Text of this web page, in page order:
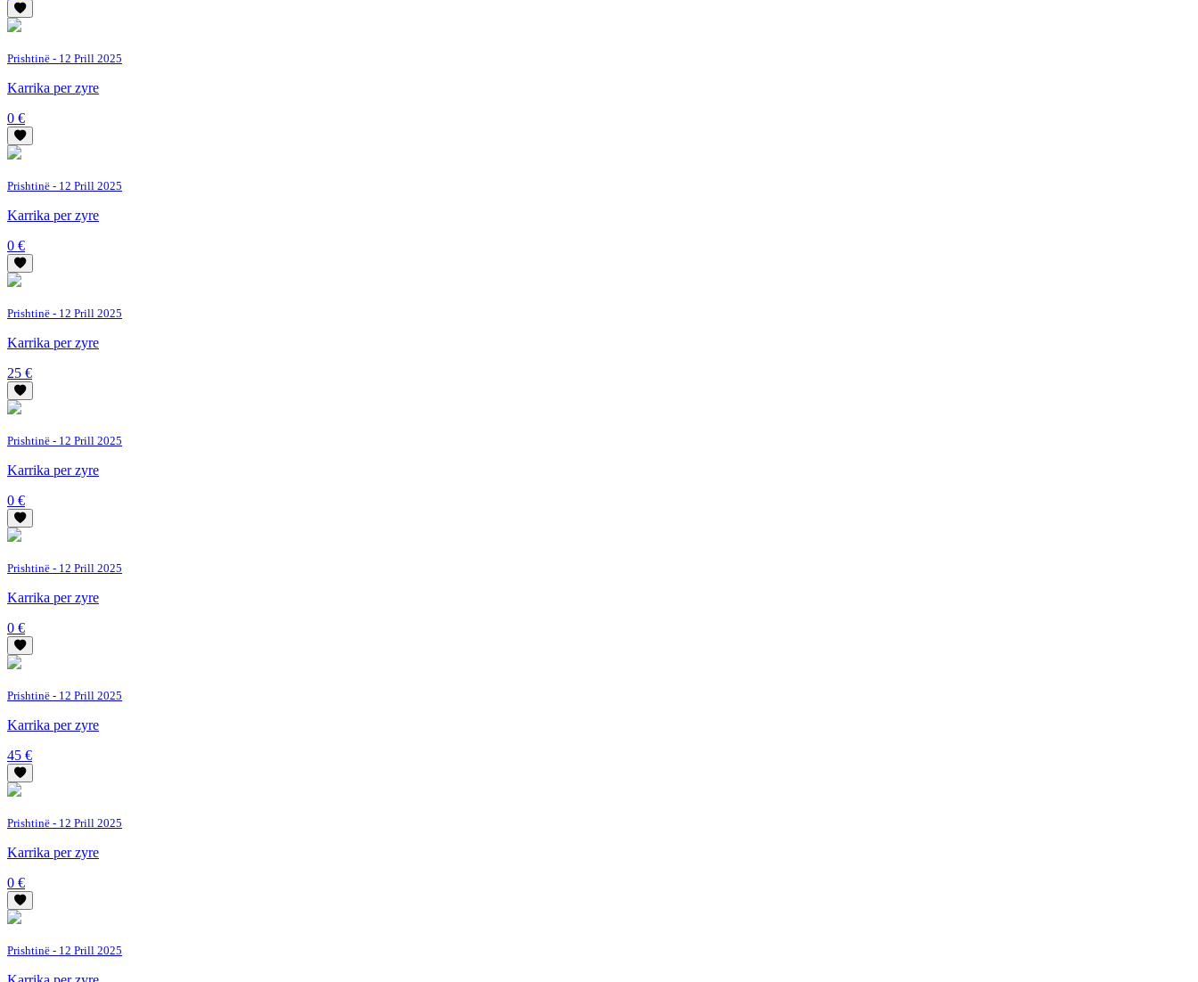
Prishtinë - 12 Prill 2025
Karrika per zyre
0 €
Prishtinë - 12 Prill 2025
Karrika per zyre
0 €
Prishtinë - 12 Prill 2025
Karrika per zyre
25 €
Prishtinë - 12 Prill 2025
Karrika per zyre
0 €
Prishtinë - 12 Prill 2025
Karrika per zyre
0 €
Prishtinë - 12 Prill 2025
Karrika per zyre
45 €
Prishtinë - 12 Prill 2025
Karrika per zyre
0 €
Prishtinë - 12 Prill 2025